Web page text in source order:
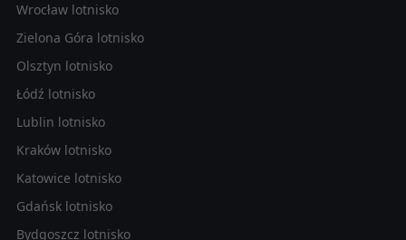
Wrocław lotnisko
Zielona Góra lotnisko
Olsztyn lotnisko
Łódź lotnisko
Lublin lotnisko
Kraków lotnisko
Katowice lotnisko
Gdańsk lotnisko
Bydgoszcz lotnisko